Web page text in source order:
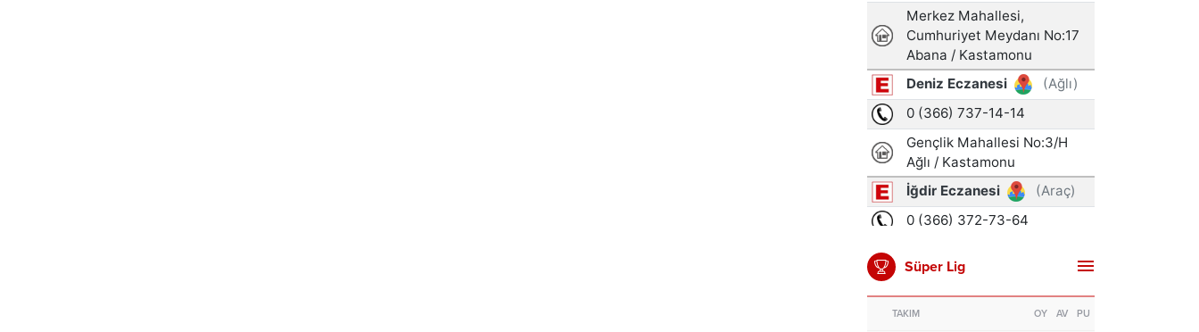
Süper Lig
TAKIM OY AV PU